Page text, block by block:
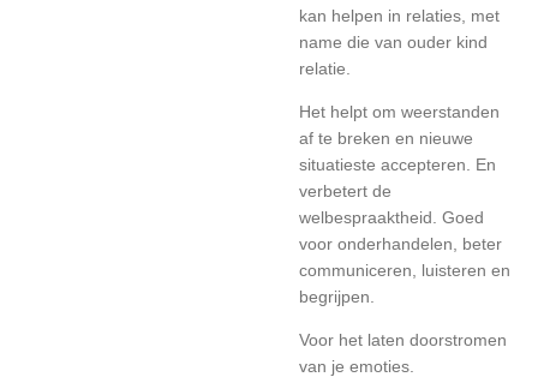
kan helpen in relaties, met
name die van ouder kind
relatie.
Het helpt om weerstanden
af te breken en nieuwe
situatieste accepteren. En
verbetert de
welbespraaktheid. Goed
voor onderhandelen, beter
communiceren, luisteren en
begrijpen.
Voor het laten doorstromen
van je emoties.